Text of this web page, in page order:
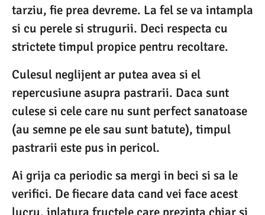
tarziu, fie prea devreme. La fel se va intampla
si cu perele si strugurii. Deci respecta cu
strictete timpul propice pentru recoltare.
Culesul neglijent ar putea avea si el
repercusiune asupra pastrarii. Daca sunt
culese si cele care nu sunt perfect sanatoase
(au semne pe ele sau sunt batute), timpul
pastrarii este pus in pericol.
Ai grija ca periodic sa mergi in beci si sa le
verifici. De fiecare data cand vei face acest